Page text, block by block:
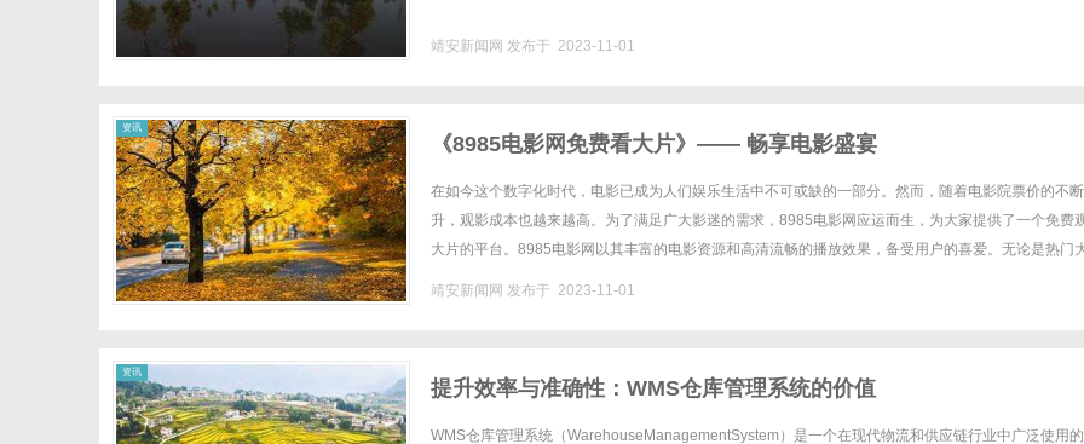
靖安新闻网 发布于 2023-11-01
资讯
《8985电影网免费看大片》—— 畅享电影盛宴
在如今这个数字化时代，电影已成为人们娱乐生活中不可或缺的一部分。然而，随着电影院票价的不
升，观影成本也越来越高。为了满足广大影迷的需求，8985电影网应运而生，为大家提供了一个免费
大片的平台。8985电影网以其丰富的电影资源和高清流畅的播放效果，备受用户的喜爱。无论是热门
靖安新闻网 发布于 2023-11-01
资讯
提升效率与准确性：WMS仓库管理系统的价值
WMS仓库管理系统（WarehouseManagementSystem）是一个在现代物流和供应链行业中广泛使用